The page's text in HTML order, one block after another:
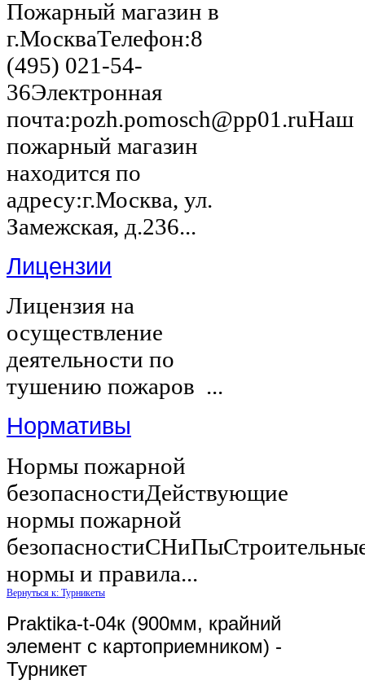
Пожарный магазин в
г.МоскваТелефон:8
(495) 021-54-
36Электронная
почта:pozh.pomosch@pp01.ruНаш
пожарный магазин
находится по
адресу:г.Москва, ул.
Замежская, д.236...
Лицензии
Лицензия на
осуществление
деятельности по
тушению пожаров ...
Нормативы
Нормы пожарной
безопасностиДействующие
нормы пожарной
нормы и правила...
Вернуться к: Турникеты
Praktika-t-04к (900мм, крайний
элемент с картоприемником) -
Турникет